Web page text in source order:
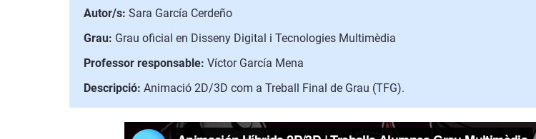
Autor/s: Sara García Cerdeño
Grau: Grau oficial en Disseny Digital i Tecnologies Multimèdia
Professor responsable: Víctor García Mena
Descripció: Animació 2D/3D com a Treball Final de Grau (TFG).